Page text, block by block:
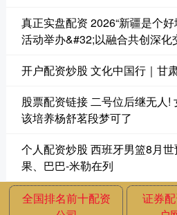
真正实盘配资 2026“新疆是个
活动举办&#32;以融合共创深化
开户配资炒股 文化中国行｜甘
股票配资链接 二号位后继无人!
该培养杨舒茗段梦可了
个人配资炒股 西班牙男篮8月
果、巴巴-米勒在列
全国排名前十配资
证券